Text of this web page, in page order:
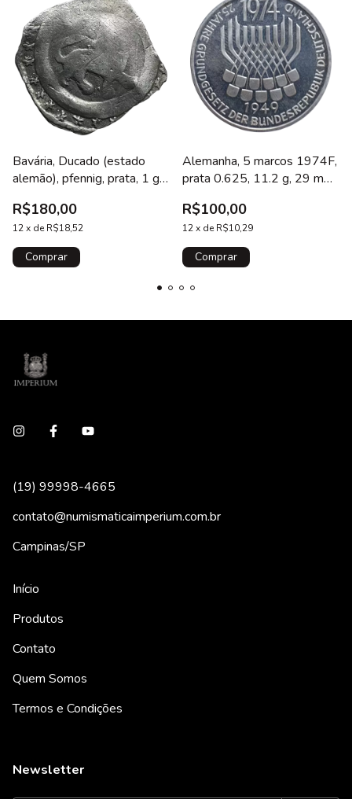
Bavária, Ducado (estado
alemão), pfennig, prata, 1 g,
1231, leão / escudo, não
tem no Numista
R$180,00
12x de R$18,52
Alemanha, 5 marcos 1974F,
prata 0.625, 11.2 g, 29 mm,
Federal
R$100,00
12x de R$10,29
(19) 99998-4665
contato@numismaticaimperium.com.br
Campinas/SP
Início
Produtos
Contato
Quem Somos
Termos e Condições
Newsletter